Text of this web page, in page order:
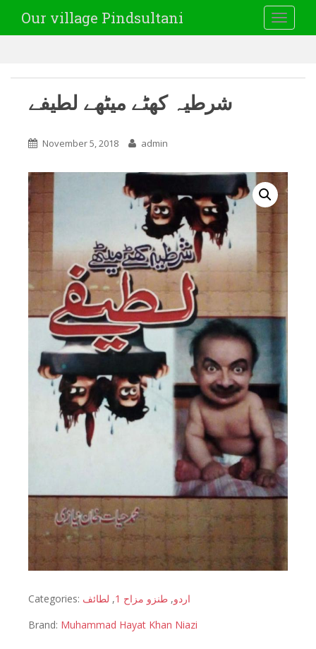
Our village Pindsultani
شرطیہ کھٹے میٹھے لطیفے
November 5, 2018 admin
Categories: اردو, طنزو مزاح 1 , لطائف
Brand: Muhammad Hayat Khan Niazi